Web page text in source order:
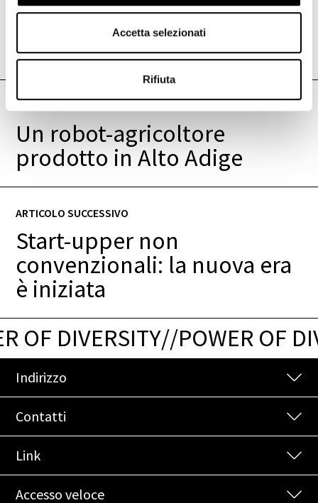
Accetta selezionati
Rifiuta
Andrea Tognoli.
Qui puoi scoprire di più sulloStart-up Incubator.
Un robot-agricoltore
prodotto in Alto Adige
ARTICOLO SUCCESSIVO
Start-upper non
convenzionali: la nuova era
è iniziata
OF DIVERSITY//POWER OF
Indirizzo
Contatti
Link
Accesso veloce